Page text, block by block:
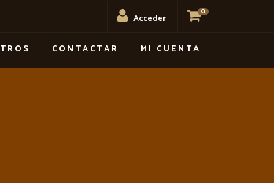
Acceder
0
CONTACTAR MI CUENTA